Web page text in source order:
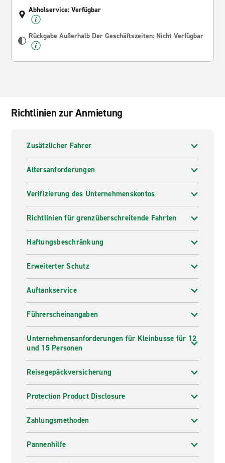
Abholservice: Verfügbar
Rückgabe Außerhalb Der Geschäftszeiten: Nicht Verfügbar
Richtlinien zur Anmietung
Zusätzlicher Fahrer
Altersanforderungen
Verifizierung des Unternehmenskontos
Richtlinien für grenzüberschreitende Fahrten
Haftungsbeschränkung
Erweiterter Schutz
Auftankservice
Führerscheinangaben
Unternehmensanforderungen für Kleinbusse für 12
und 15 Personen
Reisegepäckversicherung
Protection Product Disclosure
Zahlungsmethoden
Pannenhilfe